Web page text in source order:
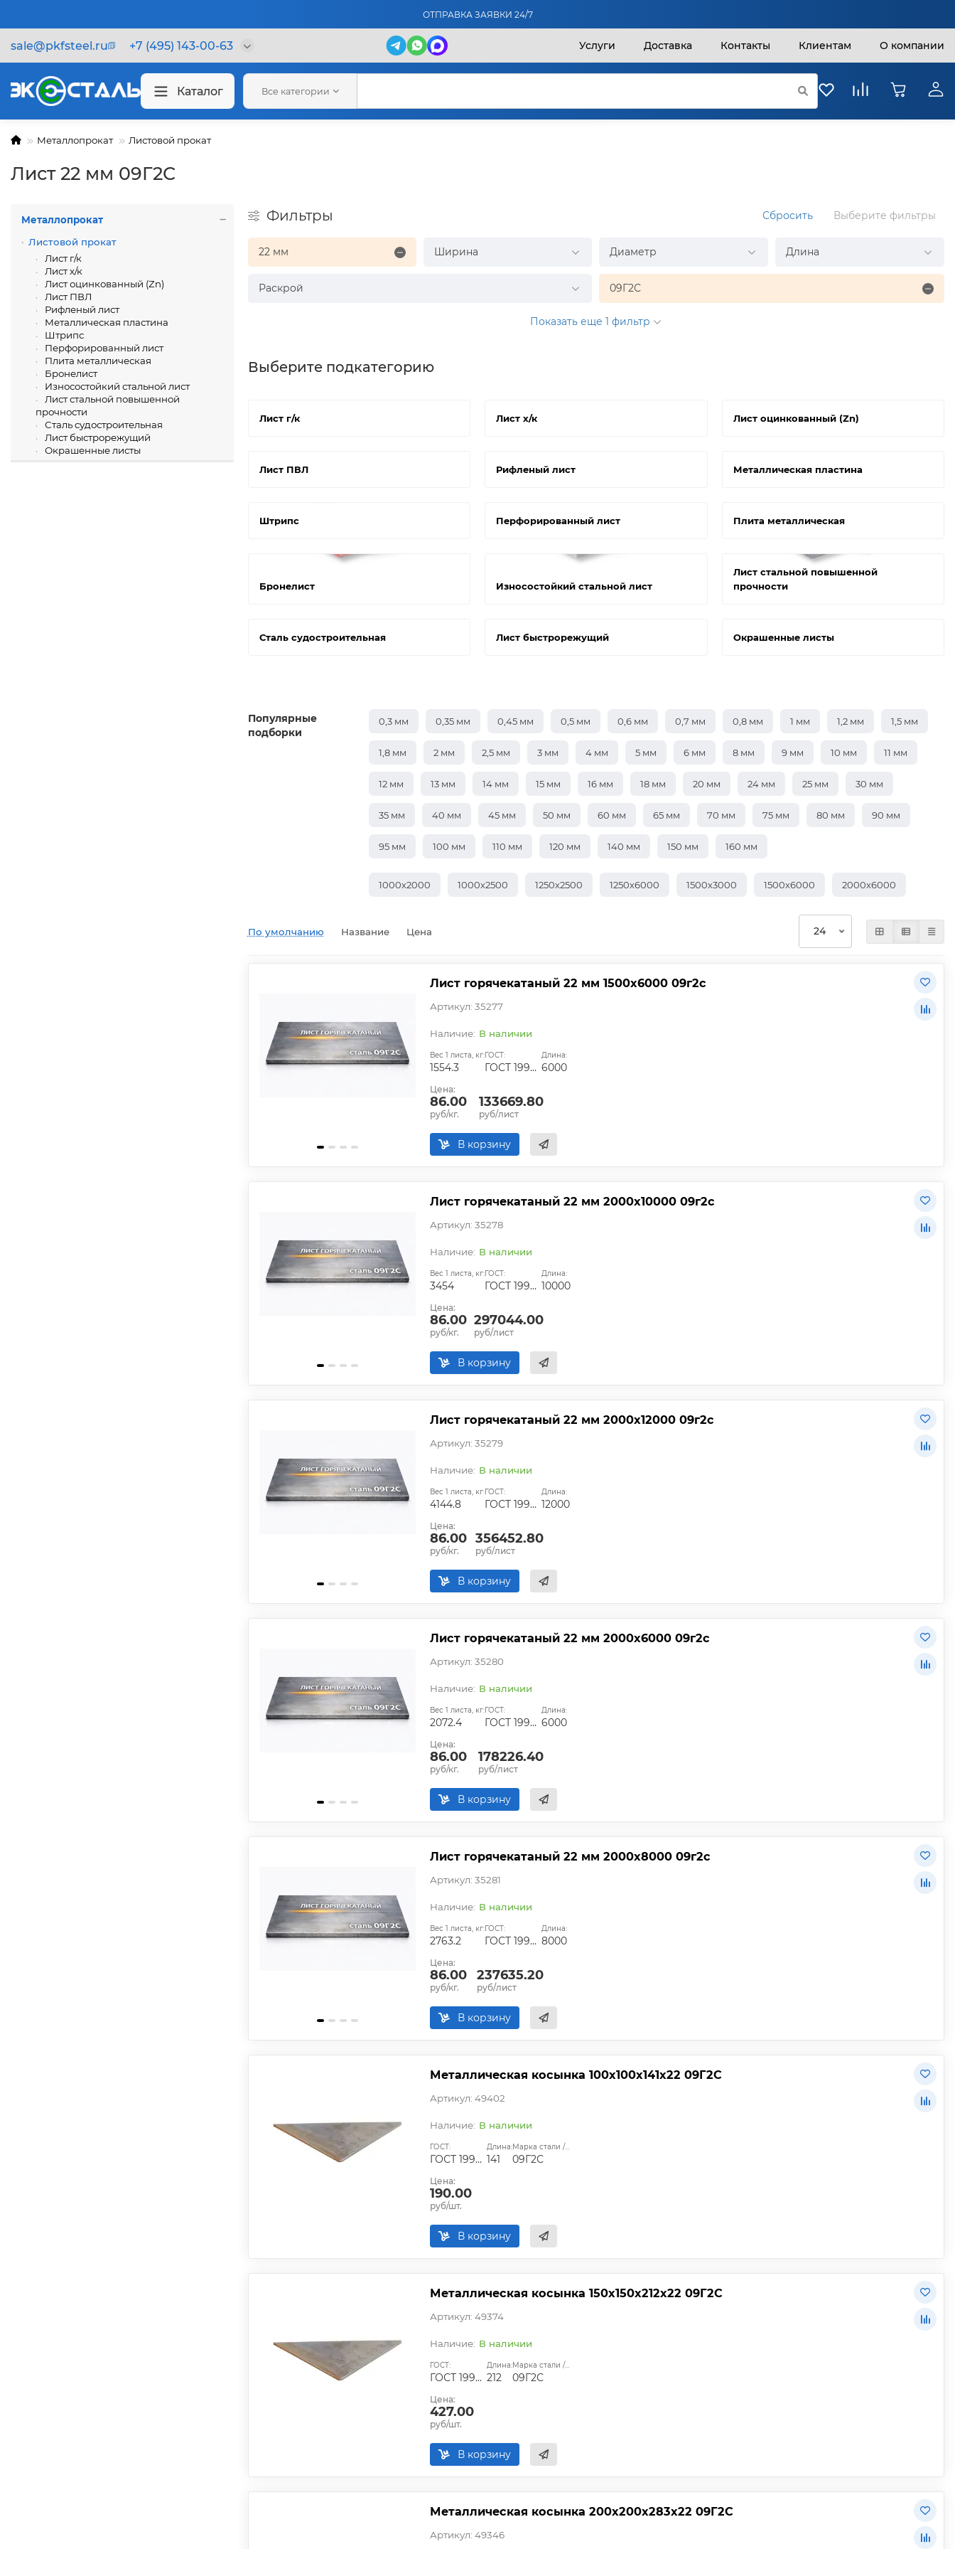
ОТПРАВКА ЗАЯВКИ 24/7
sale@pkfsteel.ru +7 (495) 143-00-63 Услуги Доставка Контакты Клиентам О компании
Каталог Все категории
Металлопрокат Листовой прокат
Лист 22 мм 09Г2С
Металлопрокат
Листовой прокат
Лист г/к
Лист х/к
Лист оцинкованный (Zn)
Лист ПВЛ
Рифленый лист
Металлическая пластина
Штрипс
Перфорированный лист
Плита металлическая
Бронелист
Износостойкий стальной лист
Лист стальной повышенной
прочности
Сталь судостроительная
Лист быстрорежущий
Окрашенные листы
Фильтры Сбросить Выберите фильтры
22 мм Ширина Диаметр Длина
Раскрой 09Г2С
Показать еще 1 фильтр
Выберите подкатегорию
Лист г/к Лист х/к Лист оцинкованный (Zn)
Лист ПВЛ Рифленый лист Металлическая пластина
Штрипс Перфорированный лист Плита металлическая
Бронелист Износостойкий стальной лист
Лист стальной повышенной
прочности
Сталь судостроительная Лист быстрорежущий Окрашенные листы
Популярные
подборки
0,3 мм 0,35 мм 0,45 мм 0,5 мм 0,6 мм 0,7 мм 0,8 мм 1 мм 1,2 мм 1,5 мм
1,8 мм 2 мм 2,5 мм 3 мм 4 мм 5 мм 6 мм 8 мм 9 мм 10 мм 11 мм
12 мм 13 мм 14 мм 15 мм 16 мм 18 мм 20 мм 24 мм 25 мм 30 мм
35 мм 40 мм 45 мм 50 мм 60 мм 65 мм 70 мм 75 мм 80 мм 90 мм
95 мм 100 мм 110 мм 120 мм 140 мм 150 мм 160 мм
1000х2000 1000х2500 1250х2500 1250х6000 1500х3000 1500х6000 2000х6000
По умолчанию Название Цена
Лист горячекатаный 22 мм 1500х6000 09г2с
Артикул: 35277
В наличии
Вес 1 листа, кг:
1554.3
ГОСТ:
ГОСТ 19903-2015
Длина:
6000
Цена:
86.00
руб/кг.
133669.80
руб/лист
В корзину
Лист горячекатаный 22 мм 2000х10000 09г2с
Артикул: 35278
В наличии
Вес 1 листа, кг:
3454
ГОСТ:
ГОСТ 19903-2015
Длина:
10000
Цена:
86.00
руб/кг.
297044.00
руб/лист
В корзину
Лист горячекатаный 22 мм 2000х12000 09г2с
Артикул: 35279
В наличии
Вес 1 листа, кг:
4144.8
ГОСТ:
ГОСТ 19903-2015
Длина:
12000
Цена:
86.00
руб/кг.
356452.80
руб/лист
В корзину
Лист горячекатаный 22 мм 2000х6000 09г2с
Артикул: 35280
В наличии
Вес 1 листа, кг:
2072.4
ГОСТ:
ГОСТ 19903-2015
Длина:
6000
Цена:
86.00
руб/кг.
178226.40
руб/лист
В корзину
Лист горячекатаный 22 мм 2000х8000 09г2с
Артикул: 35281
В наличии
Вес 1 листа, кг:
2763.2
ГОСТ:
ГОСТ 19903-2015
Длина:
8000
Цена:
86.00
руб/кг.
237635.20
руб/лист
В корзину
Металлическая косынка 100х100х141х22 09Г2С
Артикул: 49402
В наличии
ГОСТ:
ГОСТ 19903-74;ГОСТ 14637-89
Длина:
141
Марка стали / сплава:
09Г2С
Цена:
190.00
руб/шт.
В корзину
Металлическая косынка 150х150х212х22 09Г2С
Артикул: 49374
В наличии
ГОСТ:
ГОСТ 19903-74;ГОСТ 14637-89
Длина:
212
Марка стали / сплава:
09Г2С
Цена:
427.00
руб/шт.
В корзину
Металлическая косынка 200х200х283х22 09Г2С
Артикул: 49346